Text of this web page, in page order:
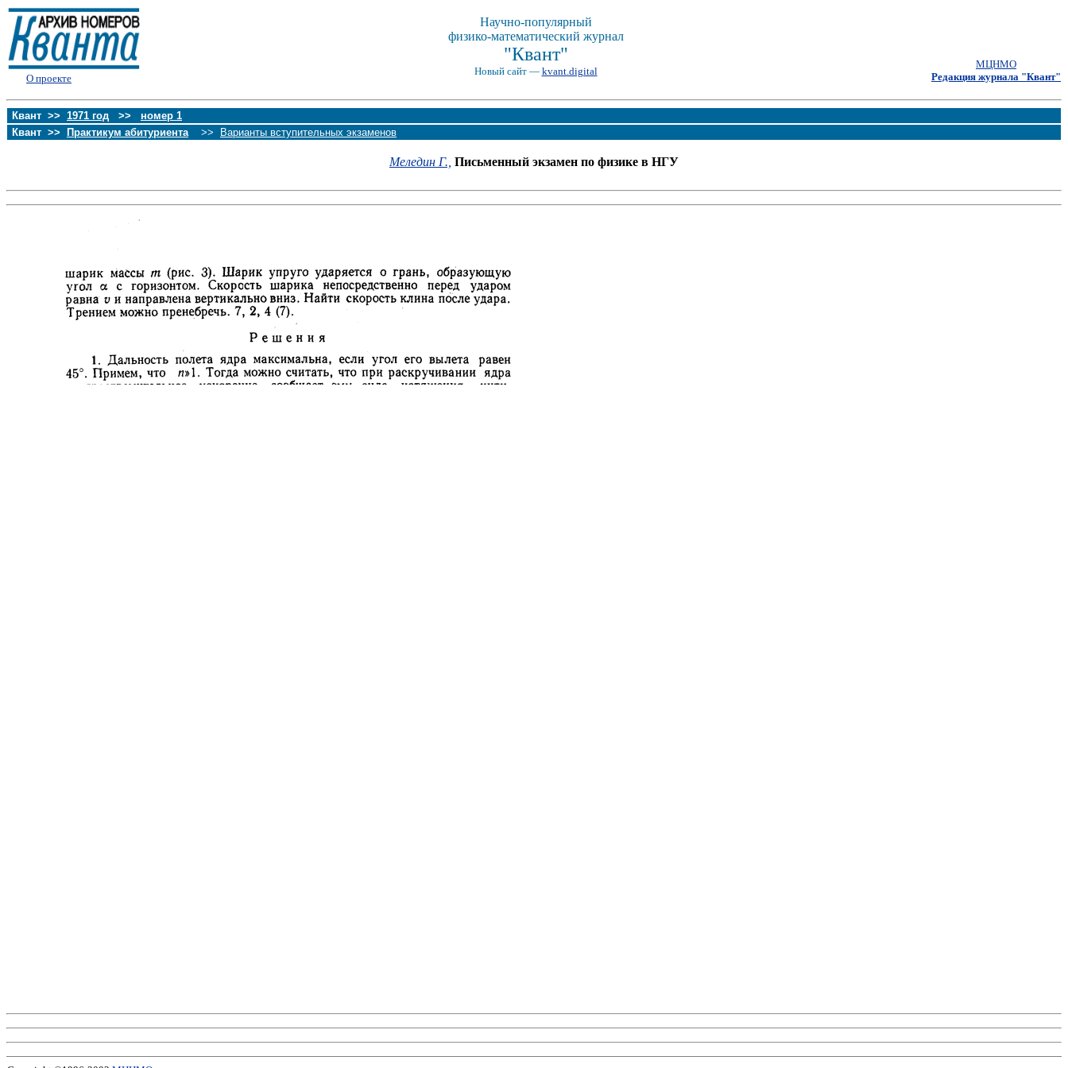
О проекте
Научно-популярный
физико-математический журнал
"Квант"
Новый сайт — kvant.digital
МЦНМО
Редакция журнала "Квант"
Квант >> 1971 год >> номер 1
Квант >>
Практикум абитуриента >> Варианты вступительных экзаменов
Меледин Г., Письменный экзамен по физике в НГУ